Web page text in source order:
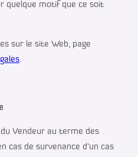
quelque motif que ce soit
sur le site Web, page
.
du Vendeur au terme des
cas de survenance d’un cas